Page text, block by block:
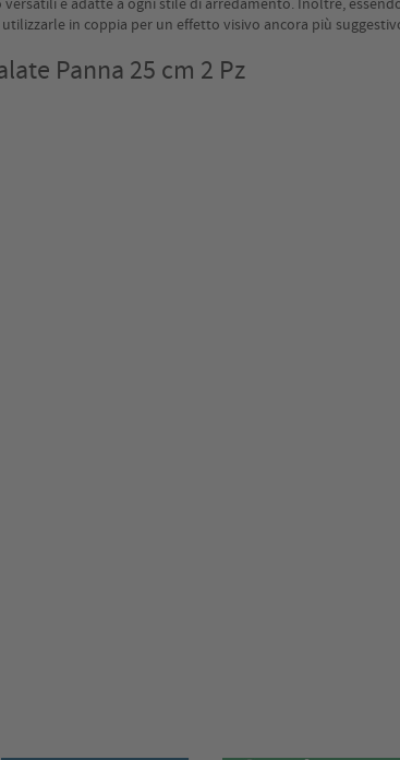
in coppia per un effetto visivo ancora più
Panna 25 cm 2 Pz